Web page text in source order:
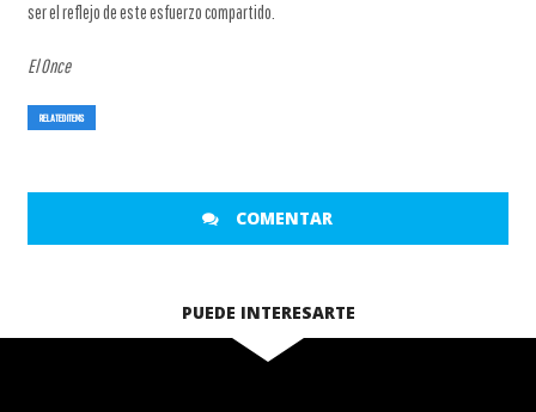
ser el reflejo de este esfuerzo compartido.
El Once
RELATED ITEMS
COMENTAR
PUEDE INTERESARTE